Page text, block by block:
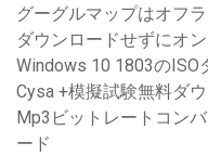
グーグルマップはオフ
ダウンロードせずにオ
Windows 10 1803のISO
Cysa +模擬試験無料ダ
Mp3ビットレートコン
ード